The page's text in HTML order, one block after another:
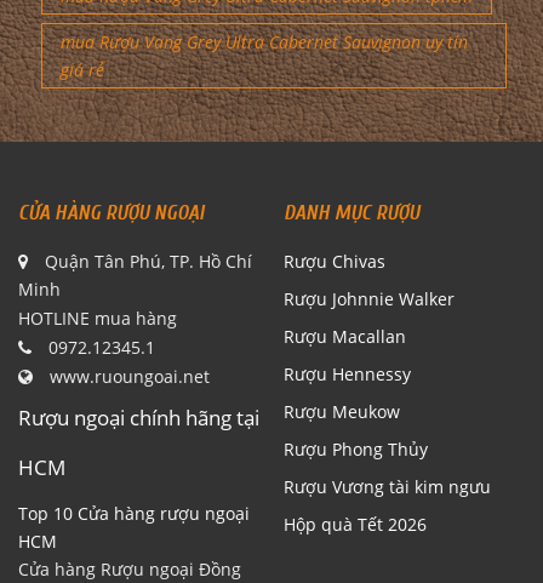
mua Rượu Vang Grey Ultra Cabernet Sauvignon uy tín
giá rẻ
CỬA HÀNG RƯỢU NGOẠI
Quận Tân Phú, TP. Hồ Chí
Minh
HOTLINE mua hàng
0972.12345.1
www.ruoungoai.net
Rượu ngoại chính hãng tại
HCM
Top 10 Cửa hàng rượu ngoại
HCM
Cửa hàng Rượu ngoại Đồng
DANH MỤC RƯỢU
Rượu Chivas
Rượu Johnnie Walker
Rượu Macallan
Rượu Hennessy
Rượu Meukow
Rượu Phong Thủy
Rượu Vương tài kim ngưu
Hộp quà Tết 2026